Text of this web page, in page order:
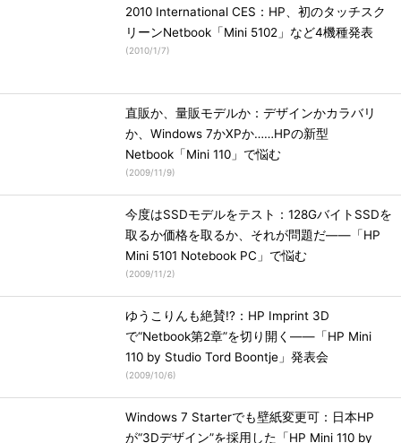
2010 International CES：HP、初のタッチスク
リーンNetbook「Mini 5102」など4機種発表
(2010/1/7)
直販か、量販モデルか：デザインかカラバリ
か、Windows 7かXPか……HPの新型
Netbook「Mini 110」で悩む
(2009/11/9)
今度はSSDモデルをテスト：128GバイトSSDを
取るか価格を取るか、それが問題だ――「HP
Mini 5101 Notebook PC」で悩む
(2009/11/2)
ゆうこりんも絶賛!?：HP Imprint 3D
で“Netbook第2章”を切り開く――「HP Mini
110 by Studio Tord Boontje」発表会
(2009/10/6)
Windows 7 Starterでも壁紙変更可：日本HP
が“3Dデザイン”を採用した「HP Mini 110 by